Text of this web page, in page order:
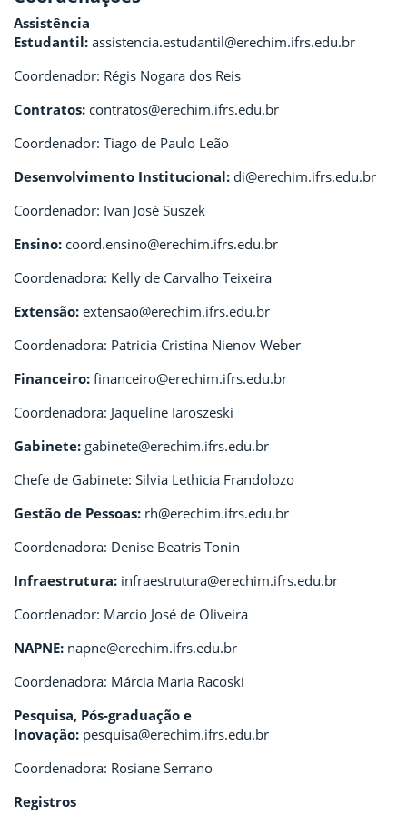
Assistência
Estudantil: assistencia.estudantil@erechim.ifrs.edu.br
Coordenador: Régis Nogara dos Reis
Contratos: contratos@erechim.ifrs.edu.br
Coordenador: Tiago de Paulo Leão
Desenvolvimento Institucional: di@erechim.ifrs.edu.br
Coordenador: Ivan José Suszek
Ensino: coord.ensino@erechim.ifrs.edu.br
Coordenadora: Kelly de Carvalho Teixeira
Extensão: extensao@erechim.ifrs.edu.br
Coordenadora: Patricia Cristina Nienov Weber
Financeiro: financeiro@erechim.ifrs.edu.br
Coordenadora: Jaqueline Iaroszeski
Gabinete: gabinete@erechim.ifrs.edu.br
Chefe de Gabinete: Silvia Lethicia Frandolozo
Gestão de Pessoas: rh@erechim.ifrs.edu.br
Coordenadora: Denise Beatris Tonin
Infraestrutura: infraestrutura@erechim.ifrs.edu.br
Coordenador: Marcio José de Oliveira
NAPNE: napne@erechim.ifrs.edu.br
Coordenadora: Márcia Maria Racoski
Pesquisa, Pós-graduação e
Inovação: pesquisa@erechim.ifrs.edu.br
Coordenadora: Rosiane Serrano
Registros